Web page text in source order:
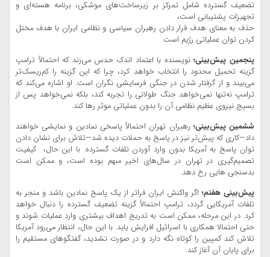
تضعیف گسترده شامل تمرکز بر زیرساخت‌های موشکی، برنامه هسته‌ای و
تجهیزات پشتیبانی است،
حذف به معنای هدف قرار دادن رهبران سیاسی و نظامی ایران با هدف مختل
کردن توان عملیاتی رژیم است.
پنجمین پیش‌بینی؛نویسنده با اعتماد اندک حدس می‌زند که احتمالاً ترامپ
گزینه تحمیل محدود را انتخاب خواهد کرد، چرا که این گزینه را کم‌ریسک‌تر
می‌بیند و از گرفتار شدن در جنگی فرسایشی نگران است. او اشاره می‌کند که
ترامپ نه‌تنها نمی‌خواهد جنگ طولانی را تجربه کند، بلکه نمی‌خواهد پس از
بسیج نیروی عظیم نظامی آن را بدون عملیاتی موثر رها کند.
ششمین پیش‌بینی؛ رهبران تهران احتمالاً پاسخی نمادین و نمایشی خواهند
داد—کاری که پیش‌تر نیز در پاسخ به حملات دیده شد—تلاش برای نشان دادن
توان پاسخ به آمریکا بدون وارد آوردن تلفات گسترده. با این حال، کیفیت
تصمیم‌گیری در تهران در سال‌های اخیر مبهم بوده است، و ممکن است
بدسنجی هایی رخ دهد.
پیش‌بینی هفتم؛ اگر واکنش ایران فراتر از یک پاسخ نمادین باشد و منجر به
تلفات آمریکایی گردد، ترامپ احتمالاً گزینه تضعیف گسترده را دنبال خواهد
کرد. در این مرحله، ممکن است به تدریج اهداف بیشتری وارد عملیات شوند و
حتی احتمالا همکاری با اسرائیل افزایش یابد. با این حال، انتظار می‌رود آمریکا
تلاش کند کمپین را کوتاه نگه دارد و در صورت تشدید، گفتگوهای مستقیم را
برای پایان آن آغاز کند.